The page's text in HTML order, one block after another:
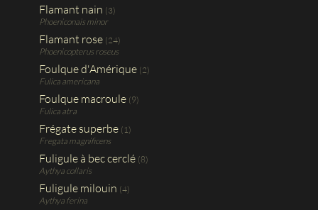
Flamant nain (3)
Phoeniconais minor
Flamant rose (24)
Phoenicopterus roseus
Foulque d'Amérique (2)
Fulica americana
Foulque macroule (9)
Fulica atra
Frégate superbe (1)
Fregata magnificens
Fuligule à bec cerclé (8)
Aythya collaris
Fuligule milouin (4)
Aythya ferina